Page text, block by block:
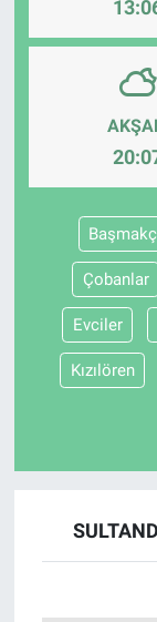
Çobanlar
Evciler
Kızılören